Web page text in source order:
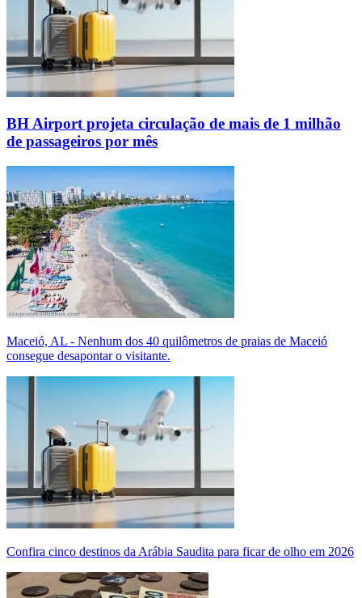
BH Airport projeta circulação de mais de 1 milhão
de passageiros por mês
Maceió, AL - Nenhum dos 40 quilômetros de praias de Maceió
consegue desapontar o visitante.
Confira cinco destinos da Arábia Saudita para ficar de olho em 2026